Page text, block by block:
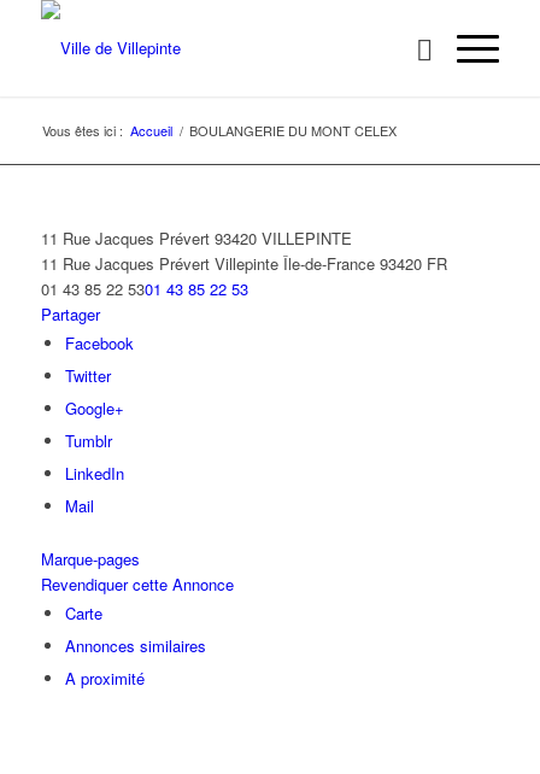
Vous êtes ici : Accueil / BOULANGERIE DU MONT CELEX
11 Rue Jacques Prévert 93420 VILLEPINTE
11 Rue Jacques Prévert Villepinte Île-de-France 93420 FR
01 43 85 22 5301 43 85 22 53
Partager
Facebook
Twitter
Google+
Tumblr
LinkedIn
Mail
Marque-pages
Revendiquer cette Annonce
Carte
Annonces similaires
A proximité